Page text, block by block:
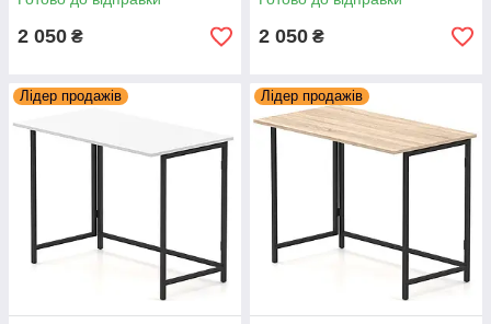
Knap Knap
2 050 ₴
роботи Knap Knap
2 050 ₴
Лідер продажів Лідер продажів